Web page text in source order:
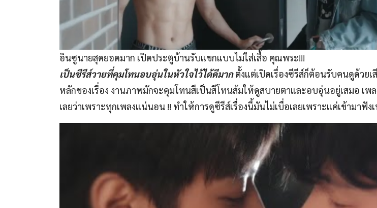
อินซูนายสุดยอดมาก เปิดประตูบ้านรับแขกแบบไม่ใส่เสื้อ คุณพระ!!!
เป็นซีรีส์วายที่คุมโทนอบอุ่นในหัวใจไว้ได้ดีมากตั้งแต่เปิดเรื่องซีรีส์ก็ต้อนรับคนดูด้วยเ
หลักของเรื่อง งานภาพมักจะคุมโทนสีเป็นสีโทนส้มให้ดูสบายตาและอบอุ่นอยู่เสมอ เพ
เลยว่าเพราะทุกเพลงแน่นอน !! ทำให้การดูซีรีส์เรื่องนี้มันไม่เบื่อเลยเพราะแค่เข้ามาฟั